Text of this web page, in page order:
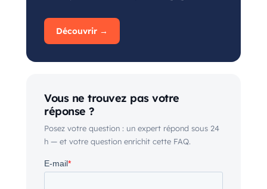
Découvrir →
Vous ne trouvez pas votre
réponse ?
Posez votre question : un expert répond sous 24
h — et votre question enrichit cette FAQ.